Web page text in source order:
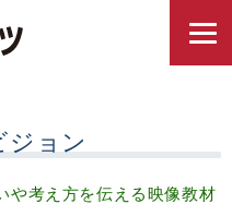
ジョン
や考え方を伝える映像教材